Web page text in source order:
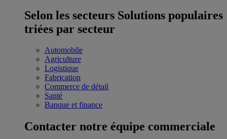
Selon les secteurs Solutions populaires
triées par secteur
Automobile
Agriculture
Logistique
Fabrication
Commerce de détail
Santé
Banque et finance
Contacter notre équipe commerciale